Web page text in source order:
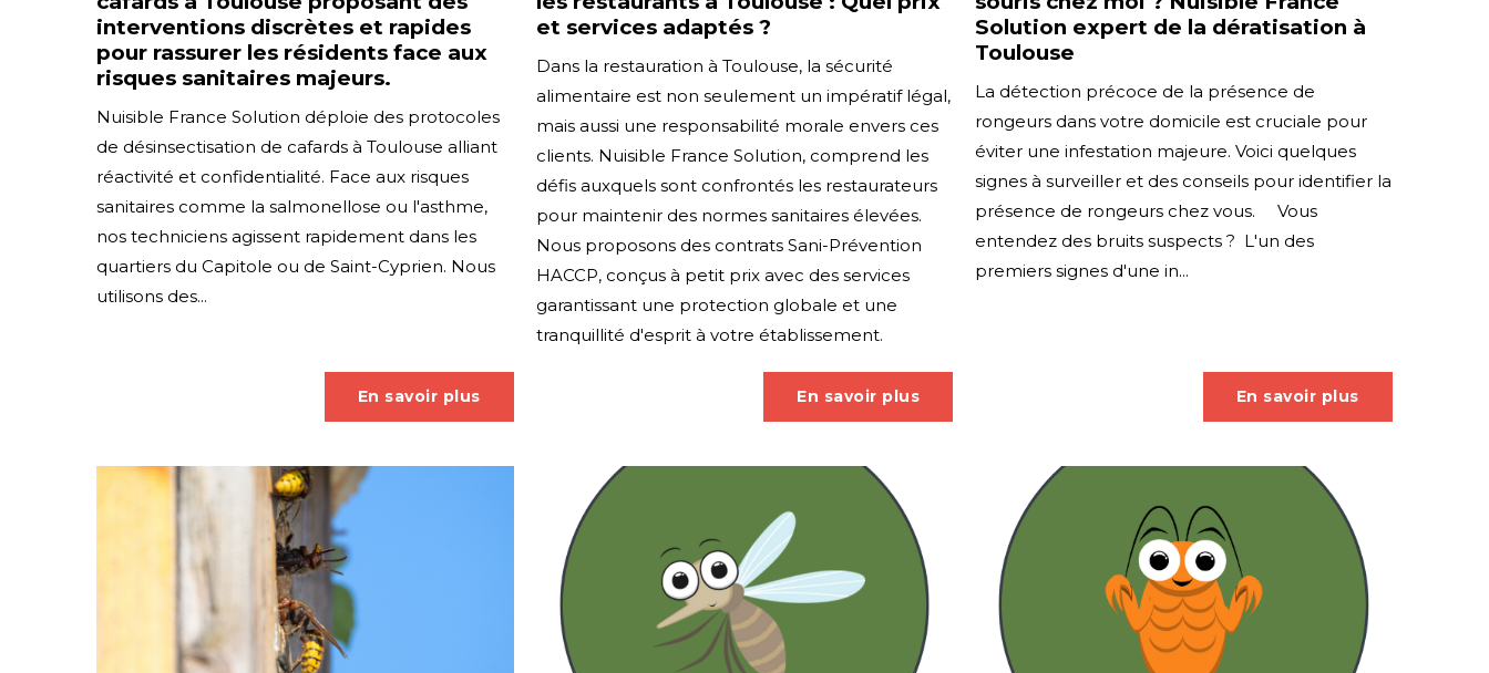
interventions discrètes et rapides
pour rassurer les résidents face aux
risques sanitaires majeurs.
Nuisible France Solution déploie des protocoles
de désinsectisation de cafards à Toulouse alliant
réactivité et confidentialité. Face aux risques
sanitaires comme la salmonellose ou l'asthme,
nos techniciens agissent rapidement dans les
quartiers du Capitole ou de Saint-Cyprien. Nous
utilisons des...
En savoir plus
et services adaptés ?
Dans la restauration à Toulouse, la sécurité
alimentaire est non seulement un impératif légal,
mais aussi une responsabilité morale envers ces
clients. Nuisible France Solution, comprend les
défis auxquels sont confrontés les restaurateurs
pour maintenir des normes sanitaires élevées.
Nous proposons des contrats Sani-Prévention
HACCP, conçus à petit prix avec des services
garantissant une protection globale et une
tranquillité d'esprit à votre établissement.
En savoir plus
Solution expert de la dératisation à
Toulouse
La détection précoce de la présence de
rongeurs dans votre domicile est cruciale pour
éviter une infestation majeure. Voici quelques
signes à surveiller et des conseils pour identifier la
présence de rongeurs chez vous. Vous
entendez des bruits suspects ? L'un des
premiers signes d'une in...
En savoir plus